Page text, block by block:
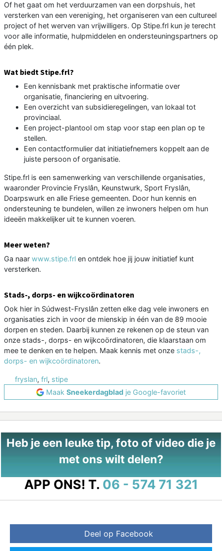
Of het gaat om het verduurzamen van een dorpshuis, het
versterken van een vereniging, het organiseren van een cultureel
project of het werven van vrijwilligers. Op Stipe.frl kun je terecht
voor alle informatie, hulpmiddelen en ondersteuningspartners op
één plek.
Wat biedt Stipe.frl?
Een kennisbank met praktische informatie over
organisatie, financiering en uitvoering.
Een overzicht van subsidieregelingen, van lokaal tot
provinciaal.
Een project-plantool om stap voor stap een plan op te
stellen.
Een contactformulier dat initiatiefnemers koppelt aan de
juiste persoon of organisatie.
Stipe.frl is een samenwerking van verschillende organisaties,
waaronder Provincie Fryslân, Keunstwurk, Sport Fryslân,
Doarpswurk en alle Friese gemeenten. Door hun kennis en
ondersteuning te bundelen, willen ze inwoners helpen om hun
ideeën makkelijker uit te kunnen voeren.
Meer weten?
Ga naar www.stipe.frl en ontdek hoe jij jouw initiatief kunt
versterken.
Stads-, dorps- en wijkcoördinatoren
Ook hier in Súdwest-Fryslân zetten elke dag vele inwoners en
organisaties zich in voor de mienskip in één van de 89 mooie
dorpen en steden. Daarbij kunnen ze rekenen op de steun van
onze stads-, dorps- en wijkcoördinatoren, die klaarstaan om
mee te denken en te helpen. Maak kennis met onze stads-,
dorps- en wijkcoördinatoren.
fryslan, frl, stipe
Maak Sneekerdagblad je Google-favoriet
Heb je een leuke tip, foto of video die je
met ons wilt delen?
APP ONS! T. 06 - 574 71 321
Deel op Facebook